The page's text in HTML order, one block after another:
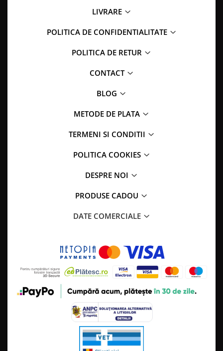
LIVRARE
POLITICA DE CONFIDENTIALITATE
POLITICA DE RETUR
CONTACT
BLOG
METODE DE PLATA
TERMENI SI CONDITII
POLITICA COOKIES
DESPRE NOI
PRODUSE CADOU
DATE COMERCIALE